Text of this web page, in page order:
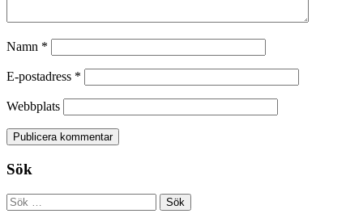
Namn *
E-postadress *
Webbplats
Sök
Sök
efter: